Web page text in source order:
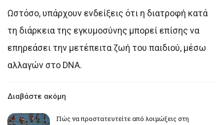
Ωστόσο, υπάρχουν ενδείξεις ότι η διατροφή κατά
τη διάρκεια της εγκυμοσύνης μπορεί επίσης να
επηρεάσει την μετέπειτα ζωή του παιδιού, μέσω
αλλαγών στο DNA.
Διαβάστε ακόμη
Πώς να προστατευτείτε από λοιμώξεις στη